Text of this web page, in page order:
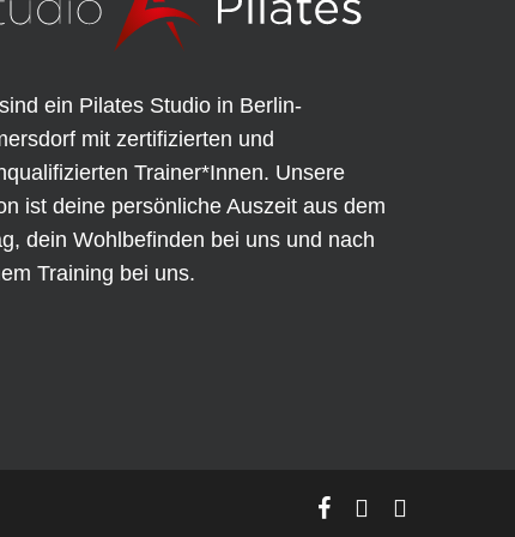
ein Pilates Studio in Berlin-
mit zertifizierten und
Trainer*Innen. Unsere
ist deine persönliche Auszeit aus dem
dein Wohlbefinden bei uns und nach
Training bei uns.
facebookphoneemail